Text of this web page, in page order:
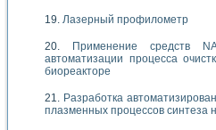
Лазерный профилометр
Применение средств
автоматизации процесса
биореакторе
Разработка
плазменных процессов синтеза